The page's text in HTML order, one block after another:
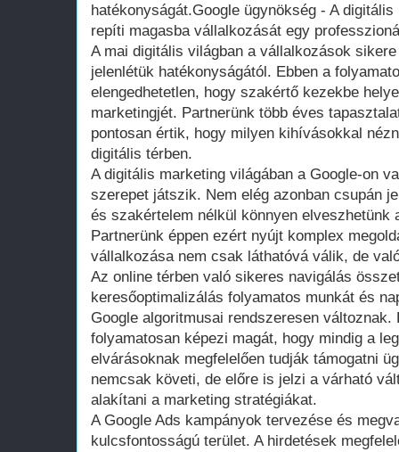
hatékonyságát.Google ügynökség - A
repíti magasba vállalkozását egy
A mai digitális világban a vállalkozások
jelenlétük hatékonyságától. Ebben a
elengedhetetlen, hogy szakértő kezekbe
marketingjét. Partnerünk több éves
pontosan értik, hogy milyen kihívásokkal
digitális térben.
A digitális marketing világában a Google-on
szerepet játszik. Nem elég azonban csupán
és szakértelem nélkül könnyen elveszhetünk
Partnerünk éppen ezért nyújt komplex
vállalkozása nem csak láthatóvá válik, de
Az online térben való sikeres navigálás
keresőoptimalizálás folyamatos munkát és
Google algoritmusai rendszeresen változnak.
folyamatosan képezi magát, hogy mindig a
elvárásoknak megfelelően tudják támogatni
nemcsak követi, de előre is jelzi a várható
alakítani a marketing stratégiákat.
A Google Ads kampányok tervezése és
kulcsfontosságú terület. A hirdetések